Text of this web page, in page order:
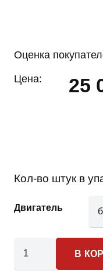
Оценка
Цена: 25
Кол-во штук в
Двигатель
товара
В